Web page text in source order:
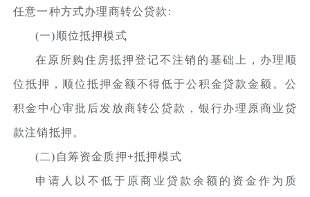
任意一种方式办理商转公贷款:
(一)顺位抵押模式
在原所购住房抵押登记不注销的基础上，办理顺
位抵押，顺位抵押金额不得低于公积金贷款金额。公
积金中心审批后发放商转公贷款，银行办理原商业贷
款注销抵押。
(二)自筹资金质押+抵押模式
申请人以不低于原商业贷款余额的资金作为质